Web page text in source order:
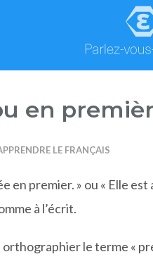
en
LE FRANÇAIS
en premier. » ou « Elle
à l’écrit.
le terme «